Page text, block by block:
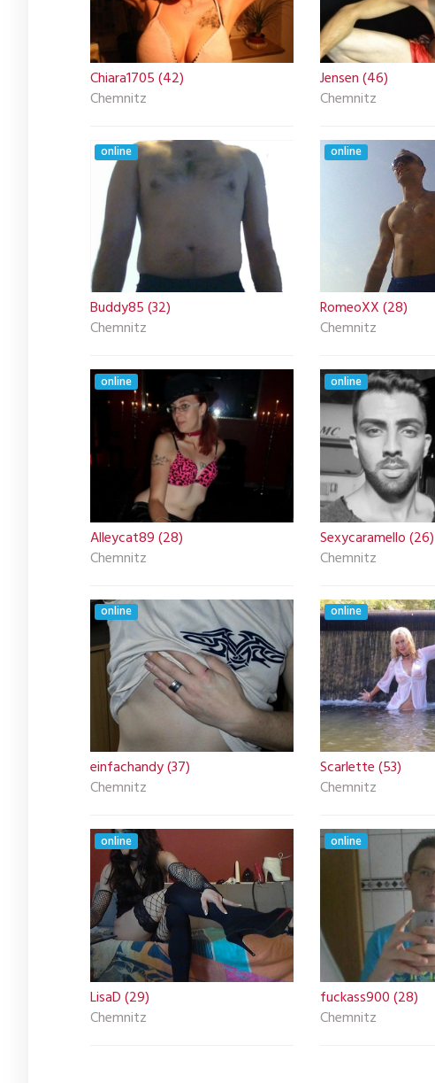
Chiara1705 (42)
Chemnitz
Jensen (46)
Chemnitz
online
Buddy85 (32)
Chemnitz
online
RomeoXX (28)
Chemnitz
online
Alleycat89 (28)
Chemnitz
online
Sexycaramello (26)
Chemnitz
online
einfachandy (37)
Chemnitz
online
Scarlette (53)
Chemnitz
online
LisaD (29)
Chemnitz
online
fuckass900 (28)
Chemnitz